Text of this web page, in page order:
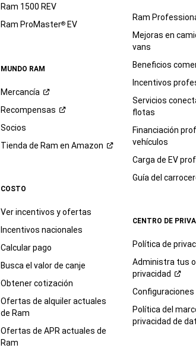
Ram 1500 REV
Ram ProMaster®EV
MUNDO RAM
Mercancía
Recompensas
Socios
Tienda de Ram en Amazon
COSTO
Ver incentivos y ofertas
Incentivos nacionales
Calcular pago
Busca el valor de canje
Obtener cotización
Ofertas de alquiler actuales
de Ram
Ofertas de APR actuales de
Ram
Ram
Mejoras en
vans
Beneficios
Incentivos
Servicios
flotas
Financiación
vehículos
Carga de EV
Guía del
CENTRO DE
Política de
Administra tus
privacidad
Configuraciones
Política del
privacidad de